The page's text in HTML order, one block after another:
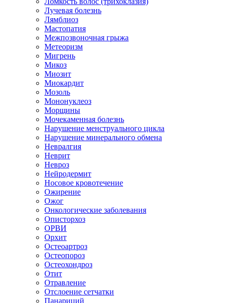
Лучевая болезнь
Лямблиоз
Мастопатия
Межпозвоночная грыжа
Метеоризм
Мигрень
Микоз
Миозит
Миокардит
Мозоль
Мононуклеоз
Морщины
Мочекаменная болезнь
Нарушение менструального цикла
Нарушение минерального обмена
Невралгия
Неврит
Невроз
Нейродермит
Носовое кровотечение
Ожирение
Ожог
Онкологические заболевания
Описторхоз
ОРВИ
Орхит
Остеоартроз
Остеопороз
Остеохондроз
Отит
Отравление
Отслоение сетчатки
Панариций